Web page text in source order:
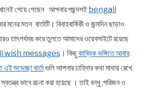
পেয়ে গেছেন আপনার পছন্দসই bengali
মতন বার্তাটি। বিবাহবার্ষিকী ও জন্মদিন ছাড়াও
তাৎপর্যময় করে তুলতে আমাদের ওয়েবসাইটে রয়েছে
wish messages। কিছুকাব্যিক ভঙ্গিতে আবার
শুভেচ্ছা বার্তাগুলি আপনার চাহিদার কথা মাথায় রেখে
ভাবে রচনা করা হয়েছে । তাই বন্ধু ,পরিজন ও